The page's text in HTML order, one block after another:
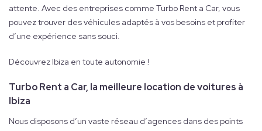
attente. Avec des entreprises comme Turbo Rent a Car, vous
pouvez trouver des véhicules adaptés à vos besoins et profiter
d’une expérience sans souci.
Découvrez Ibiza en toute autonomie !
Turbo Rent a Car, la meilleure location de voitures à
Ibiza
Nous disposons d’un vaste réseau d’agences dans des points